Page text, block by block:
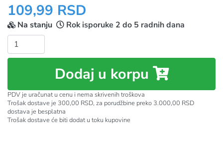
109,99 RSD
Na stanju
Rok isporuke 2 do 5 radnih dana
Dodaj u korpu
PDV je uračunat u cenu i nema skrivenih troškova
Trošak dostave je 300,00 RSD, za porudžbine preko 3.000,00 RSD
dostava je besplatna
Trošak dostave će biti dodat u toku kupovine